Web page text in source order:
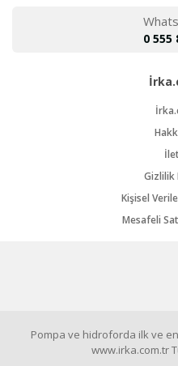
0 555
Gizlilik
Kişisel
Mesafeli
Pompa ve hidroforda ilk ve
www.irka.com.tr